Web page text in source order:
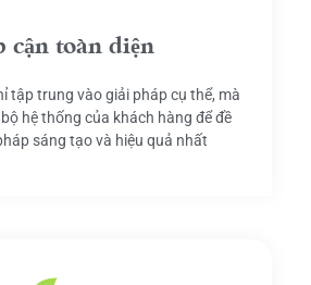
cận toàn diện
tập trung vào giải pháp cụ thể, mà
hệ thống của khách hàng để đề
sáng tạo và hiệu quả nhất